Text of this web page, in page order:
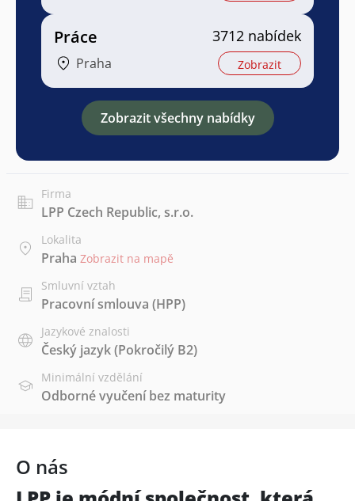
Práce
Praha
3712 nabídek
Zobrazit
Zobrazit všechny nabídky
Firma
LPP Czech Republic, s.r.o.
Lokalita
Praha Zobrazit na mapě
Smluvní vztah
Pracovní smlouva (HPP)
Jazykové znalosti
Český jazyk(Pokročilý B2)
Minimální vzdělání
Odborné vyučení bez maturity
O nás